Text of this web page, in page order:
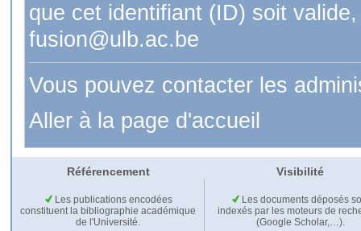
que cet identifiant (ID) soit
fusion@ulb.ac.be
Vous pouvez contacter les
Aller à la page d'accueil
Référencement Visibilité
Les publications encodées
constituent la bibliographie académique
de l'Université.
Les documents déposés
indexés par les moteurs de
(Google Scholar,…).